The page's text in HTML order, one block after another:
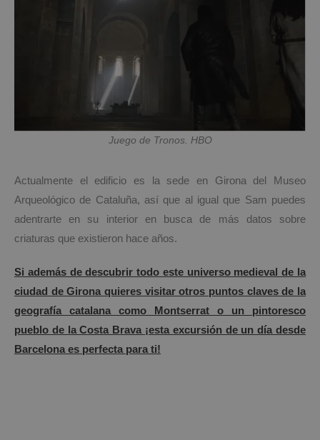
Juego de Tronos. HBO
Actualmente el edificio es la sede en Girona del Museo
Arqueológico de Cataluña, así que al igual que Sam puedes
adentrarte en su interior en busca de más datos sobre
criaturas que existieron hace años.
Si además de descubrir todo este universo medieval de la
ciudad de Girona quieres visitar otros puntos claves de la
geografía catalana como Montserrat o un pintoresco
pueblo de la Costa Brava ¡esta excursión de un día desde
Barcelona es perfecta para ti!